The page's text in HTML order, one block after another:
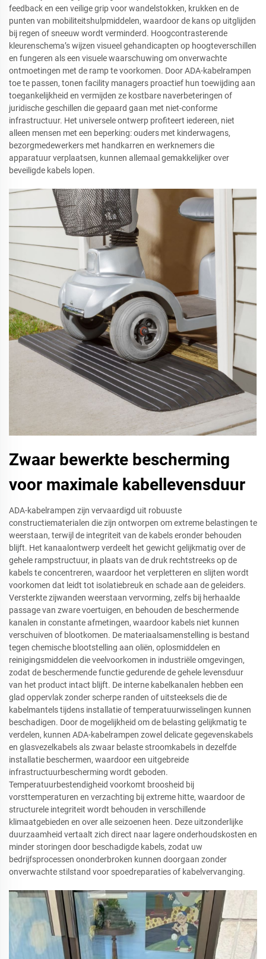
feedback en een veilige grip voor wandelstokken, krukken en de
punten van mobiliteitshulpmiddelen, waardoor de kans op uitglijden
bij regen of sneeuw wordt verminderd. Hoogcontrasterende
kleurenschema’s wijzen visueel gehandicapten op hoogteverschillen
en fungeren als een visuele waarschuwing om onverwachte
ontmoetingen met de ramp te voorkomen. Door ADA-kabelrampen
toe te passen, tonen facility managers proactief hun toewijding aan
toegankelijkheid en vermijden ze kostbare naverbeteringen of
juridische geschillen die gepaard gaan met niet-conforme
infrastructuur. Het universele ontwerp profiteert iedereen, niet
alleen mensen met een beperking: ouders met kinderwagens,
bezorgmedewerkers met handkarren en werknemers die
apparatuur verplaatsen, kunnen allemaal gemakkelijker over
beveiligde kabels lopen.
Zwaar bewerkte bescherming
voor maximale kabellevensduur
ADA-kabelrampen zijn vervaardigd uit robuuste
constructiematerialen die zijn ontworpen om extreme belastingen te
weerstaan, terwijl de integriteit van de kabels eronder behouden
blijft. Het kanaalontwerp verdeelt het gewicht gelijkmatig over de
gehele rampstructuur, in plaats van de druk rechtstreeks op de
kabels te concentreren, waardoor het verpletteren en slijten wordt
voorkomen dat leidt tot isolatiebreuk en schade aan de geleiders.
Versterkte zijwanden weerstaan vervorming, zelfs bij herhaalde
passage van zware voertuigen, en behouden de beschermende
kanalen in constante afmetingen, waardoor kabels niet kunnen
verschuiven of blootkomen. De materiaalsamenstelling is bestand
tegen chemische blootstelling aan oliën, oplosmiddelen en
reinigingsmiddelen die veelvoorkomen in industriële omgevingen,
zodat de beschermende functie gedurende de gehele levensduur
van het product intact blijft. De interne kabelkanalen hebben een
glad oppervlak zonder scherpe randen of uitsteeksels die de
kabelmantels tijdens installatie of temperatuurwisselingen kunnen
beschadigen. Door de mogelijkheid om de belasting gelijkmatig te
verdelen, kunnen ADA-kabelrampen zowel delicate gegevenskabels
en glasvezelkabels als zwaar belaste stroomkabels in dezelfde
installatie beschermen, waardoor een uitgebreide
infrastructuurbescherming wordt geboden.
Temperatuurbestendigheid voorkomt broosheid bij
vorsttemperaturen en verzachting bij extreme hitte, waardoor de
structurele integriteit wordt behouden in verschillende
klimaatgebieden en over alle seizoenen heen. Deze uitzonderlijke
duurzaamheid vertaalt zich direct naar lagere onderhoudskosten en
minder storingen door beschadigde kabels, zodat uw
bedrijfsprocessen ononderbroken kunnen doorgaan zonder
onverwachte stilstand voor spoedreparaties of kabelvervanging.